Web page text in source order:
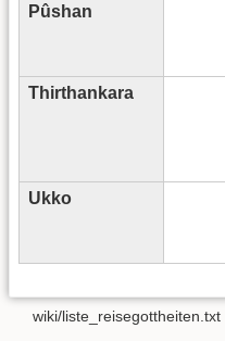
Pûshan
Thirthankara
Ukko
wiki/liste_reisegottheiten.txt